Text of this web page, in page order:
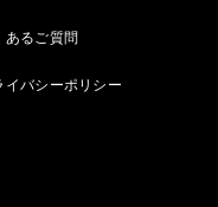
あるご質問
イバシーポリシー